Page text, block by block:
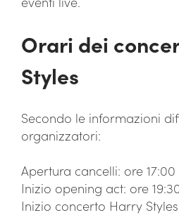
Orari dei
Styles
Secondo le informazioni
organizzatori:
Apertura cancelli: ore 17:00
Inizio opening act: ore
Inizio concerto Harry